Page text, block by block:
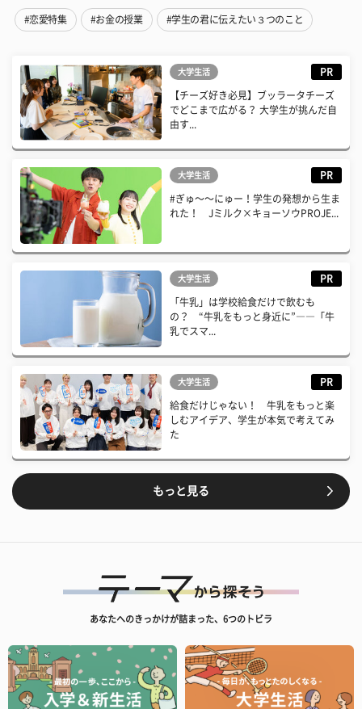
#恋愛特集 #お金の授業 #学生の君に伝えたい３つのこと
大学生活 PR
【チーズ好き必見】ブッラータチーズ
でどこまで広がる？ 大学生が挑んだ自
由す...
大学生活 PR
#ぎゅ〜〜にゅー！学生の発想から生ま
れた！ Jミルク×キョーソウPROJE...
大学生活 PR
「牛乳」は学校給食だけで飲むも
の？ “牛乳をもっと身近に”――「牛
乳でスマ...
大学生活 PR
給食だけじゃない！ 牛乳をもっと楽
しむアイデア、学生が本気で考えてみ
た
もっと見る
あなたへのきっかけが詰まった、6つのトビラ